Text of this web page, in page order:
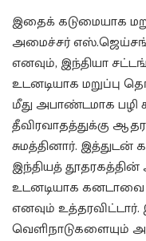
இதைக் கடுமையாக
அமைச்சர்
எனவும், இந்தியா
உடனடியாக மறுப்பு
மீது அபாண்டமாக பழி
தீவிரவாதத்துக்கு
சுமத்தினார். இத்துடன்
இந்தியத் தூதரகத்தின்
உடனடியாக
எனவும்
வெளிநாடுகளையும்